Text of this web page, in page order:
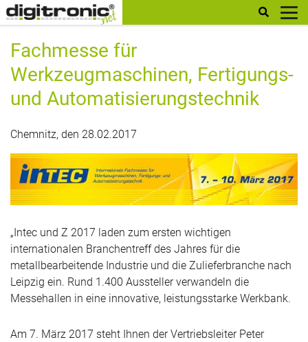
digitronic
Fachmesse für
Werkzeugmaschinen, Fertigungs-
und Automatisierungstechnik
Chemnitz, den 28.02.2017
„Intec und Z 2017 laden zum ersten wichtigen
internationalen Branchentreff des Jahres für die
metallbearbeitende Industrie und die Zulieferbranche nach
Leipzig ein. Rund 1.400 Aussteller verwandeln die
Messehallen in eine innovative, leistungsstarke Werkbank.
Am 7. März 2017 steht Ihnen der Vertriebsleiter Peter